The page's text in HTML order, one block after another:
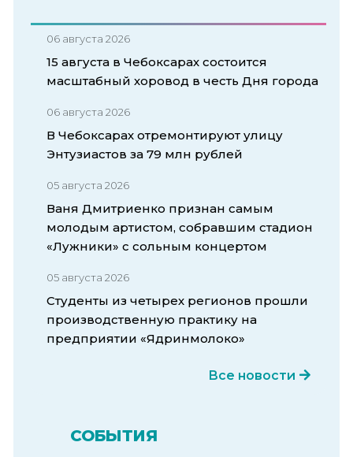
06 августа 2026
15 августа в Чебоксарах состоится
масштабный хоровод в честь Дня города
06 августа 2026
В Чебоксарах отремонтируют улицу
Энтузиастов за 79 млн рублей
05 августа 2026
Ваня Дмитриенко признан самым
молодым артистом, собравшим стадион
«Лужники» с сольным концертом
05 августа 2026
Студенты из четырех регионов прошли
производственную практику на
предприятии «Ядринмолоко»
Все новости
СОБЫТИЯ